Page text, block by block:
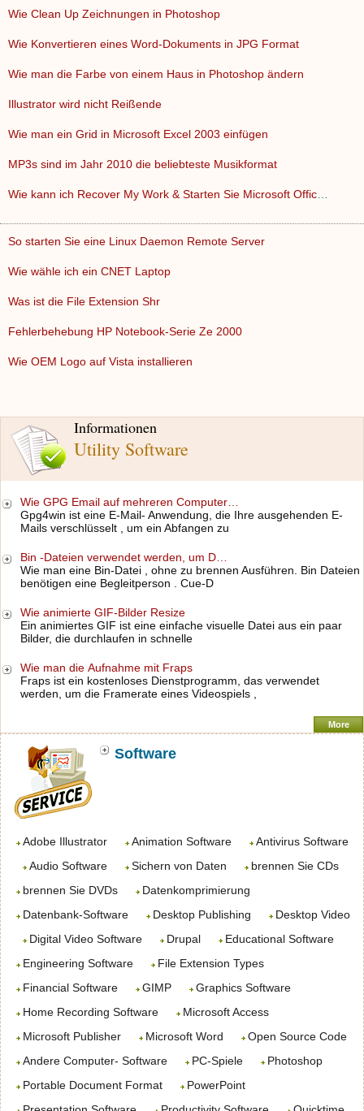
Informationen
Utility Software
Wie GPG Email auf mehreren Computer…
Gpg4win ist eine E-Mail- Anwendung, die Ihre ausgehenden E-
Mails verschlüsselt , um ein Abfangen zu
Bin -Dateien verwendet werden, um D…
Wie man eine Bin-Datei , ohne zu brennen Ausführen. Bin Dateien
benötigen eine Begleitperson . Cue-D
Wie animierte GIF-Bilder Resize
Ein animiertes GIF ist eine einfache visuelle Datei aus ein paar
Bilder, die durchlaufen in schnelle
Wie man die Aufnahme mit Fraps
Fraps ist ein kostenloses Dienstprogramm, das verwendet
werden, um die Framerate eines Videospiels ,
More
Software
Adobe Illustrator Animation Software
Antivirus Software
Audio Software
Sichern von Daten
brennen Sie CDs
brennen Sie DVDs
Datenkomprimierung
Datenbank-Software
Desktop Publishing
Desktop Video
Digital Video Software
Drupal
Educational Software
Engineering Software
File Extension Types
Financial Software
GIMP
Graphics Software
Home Recording Software
Microsoft Access
Microsoft Publisher
Microsoft Word
Open Source Code
Andere Computer- Software
PC-Spiele
Photoshop
Portable Document Format
PowerPoint
Wie Clean Up Zeichnungen in Photoshop
Wie Konvertieren eines Word-Dokuments in JPG Format
Wie man die Farbe von einem Haus in Photoshop ändern
Illustrator wird nicht Reißende
Wie man ein Grid in Microsoft Excel 2003 einfügen
MP3s sind im Jahr 2010 die beliebteste Musikformat
So starten Sie eine Linux Daemon Remote Server
Wie wähle ich ein CNET Laptop
Was ist die File Extension Shr
Fehlerbehebung HP Notebook-Serie Ze 2000
Wie OEM Logo auf Vista installieren